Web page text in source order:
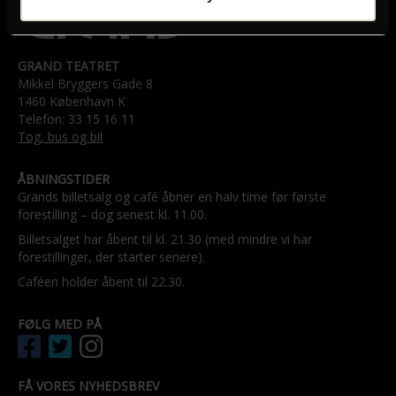
GRAND TEATRET
Mikkel Bryggers Gade 8
1460 København K
Telefon: 33 15 16 11
Tog, bus og bil
ÅBNINGSTIDER
Grands billetsalg og café åbner en halv time før første
forestilling – dog senest kl. 11.00.
Billetsalget har åbent til kl. 21.30 (med mindre vi har
forestillinger, der starter senere).
Caféen holder åbent til 22.30.
FØLG MED PÅ
FÅ VORES NYHEDSBREV